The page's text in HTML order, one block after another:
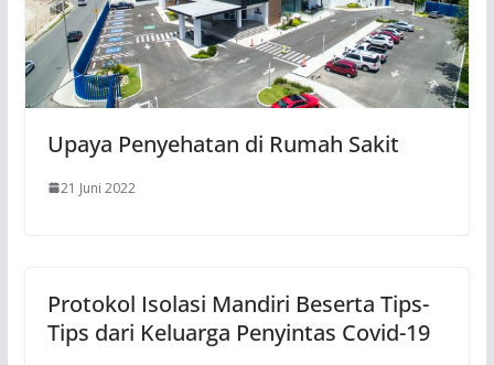
Upaya Penyehatan di Rumah Sakit
21 Juni 2022
Protokol Isolasi Mandiri Beserta Tips-
Tips dari Keluarga Penyintas Covid-19